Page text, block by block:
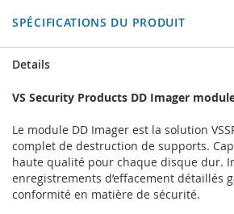
SPÉCIFICATIONS DU PRODUIT
Details
VS Security Products DD Imager
Le module DD Imager est la solution
complet de destruction de supports.
haute qualité pour chaque disque dur.
enregistrements d’effacement détaillés
conformité en matière de sécurité.